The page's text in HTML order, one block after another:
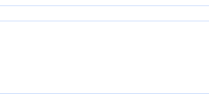
اختلاف هزینه آنها با